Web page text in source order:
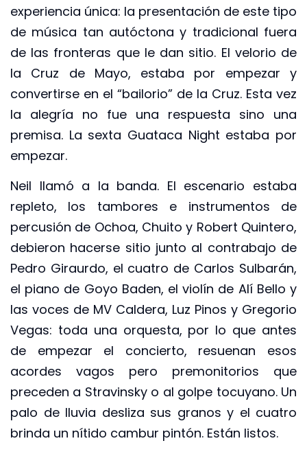
experiencia única: la presentación de este tipo
de música tan autóctona y tradicional fuera
de las fronteras que le dan sitio. El velorio de
la Cruz de Mayo, estaba por empezar y
convertirse en el “bailorio” de la Cruz. Esta vez
la alegría no fue una respuesta sino una
premisa. La sexta Guataca Night estaba por
empezar.
Neil llamó a la banda. El escenario estaba
repleto, los tambores e instrumentos de
percusión de Ochoa, Chuito y Robert Quintero,
debieron hacerse sitio junto al contrabajo de
Pedro Giraurdo, el cuatro de Carlos Sulbarán,
el piano de Goyo Baden, el violín de Alí Bello y
las voces de MV Caldera, Luz Pinos y Gregorio
Vegas: toda una orquesta, por lo que antes
de empezar el concierto, resuenan esos
acordes vagos pero premonitorios que
preceden a Stravinsky o al golpe tocuyano. Un
palo de lluvia desliza sus granos y el cuatro
brinda un nítido cambur pintón. Están listos.